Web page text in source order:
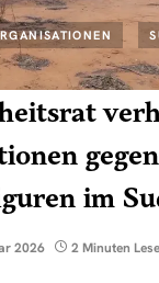
im
2026 2 Minuten